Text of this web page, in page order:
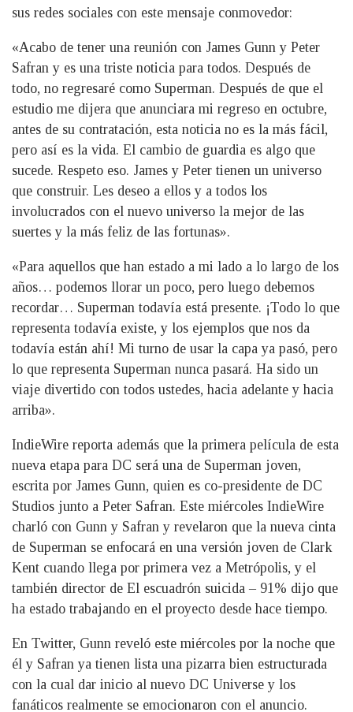
sus redes sociales con este mensaje conmovedor:
«Acabo de tener una reunión con James Gunn y Peter
Safran y es una triste noticia para todos. Después de
todo, no regresaré como Superman. Después de que el
estudio me dijera que anunciara mi regreso en octubre,
antes de su contratación, esta noticia no es la más fácil,
pero así es la vida. El cambio de guardia es algo que
sucede. Respeto eso. James y Peter tienen un universo
que construir. Les deseo a ellos y a todos los
involucrados con el nuevo universo la mejor de las
suertes y la más feliz de las fortunas».
«Para aquellos que han estado a mi lado a lo largo de los
años… podemos llorar un poco, pero luego debemos
recordar… Superman todavía está presente. ¡Todo lo que
representa todavía existe, y los ejemplos que nos da
todavía están ahí! Mi turno de usar la capa ya pasó, pero
lo que representa Superman nunca pasará. Ha sido un
viaje divertido con todos ustedes, hacia adelante y hacia
arriba».
IndieWire reporta además que la primera película de esta
nueva etapa para DC será una de Superman joven,
escrita por James Gunn, quien es co-presidente de DC
Studios junto a Peter Safran. Este miércoles IndieWire
charló con Gunn y Safran y revelaron que la nueva cinta
de Superman se enfocará en una versión joven de Clark
Kent cuando llega por primera vez a Metrópolis, y el
también director de El escuadrón suicida – 91% dijo que
ha estado trabajando en el proyecto desde hace tiempo.
En Twitter, Gunn reveló este miércoles por la noche que
él y Safran ya tienen lista una pizarra bien estructurada
con la cual dar inicio al nuevo DC Universe y los
fanáticos realmente se emocionaron con el anuncio.